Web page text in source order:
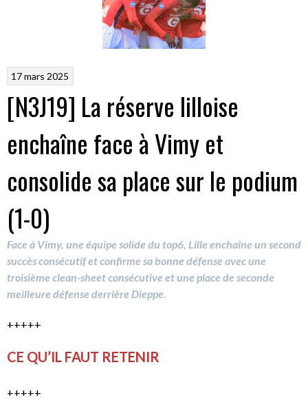
17 mars 2025
[N3J19] La réserve lilloise
enchaîne face à Vimy et
consolide sa place sur le podium
(1-0)
Face à Vimy, une équipe solide du top6, Lille enchaîne un second
succès consécutif et confirme sa bonne défense avec une
troisième clean-sheet consécutive et une place de seconde
meilleure défense derrière Dieppe.
+++++
CE QU’IL FAUT RETENIR
+++++